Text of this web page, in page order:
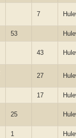
7
53
43
27
17
25
1